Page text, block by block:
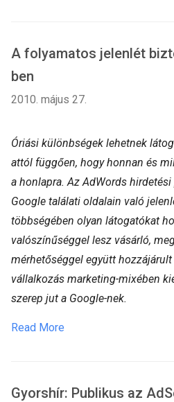
A folyamatos jelenlét
ben
2010. május 27.
Óriási különbségek lehetnek
attól függően, hogy honnan és
a honlapra. Az AdWords
Google találati oldalain való
többségében olyan látogatókat
valószínűséggel lesz vásárló,
mérhetőséggel együtt
vállalkozás marketing-mixében
szerep jut a Google-nek.
Read More
Gyorshír: Publikus az